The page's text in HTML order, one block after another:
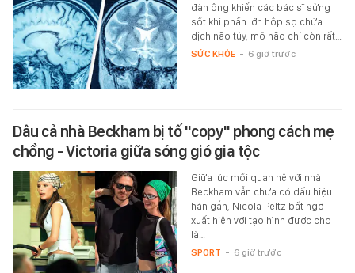
đàn ông khiến các bác sĩ sửng
sốt khi phần lớn hộp sọ chứa
dịch não tủy, mô não chỉ còn rất…
SỨC KHỎE - 6 giờ trước
Dâu cả nhà Beckham bị tố "copy" phong cách mẹ
chồng - Victoria giữa sóng gió gia tộc
Giữa lúc mối quan hệ với nhà
Beckham vẫn chưa có dấu hiệu
hàn gắn, Nicola Peltz bất ngờ
xuất hiện với tạo hình được cho
là…
SPORT - 6 giờ trước